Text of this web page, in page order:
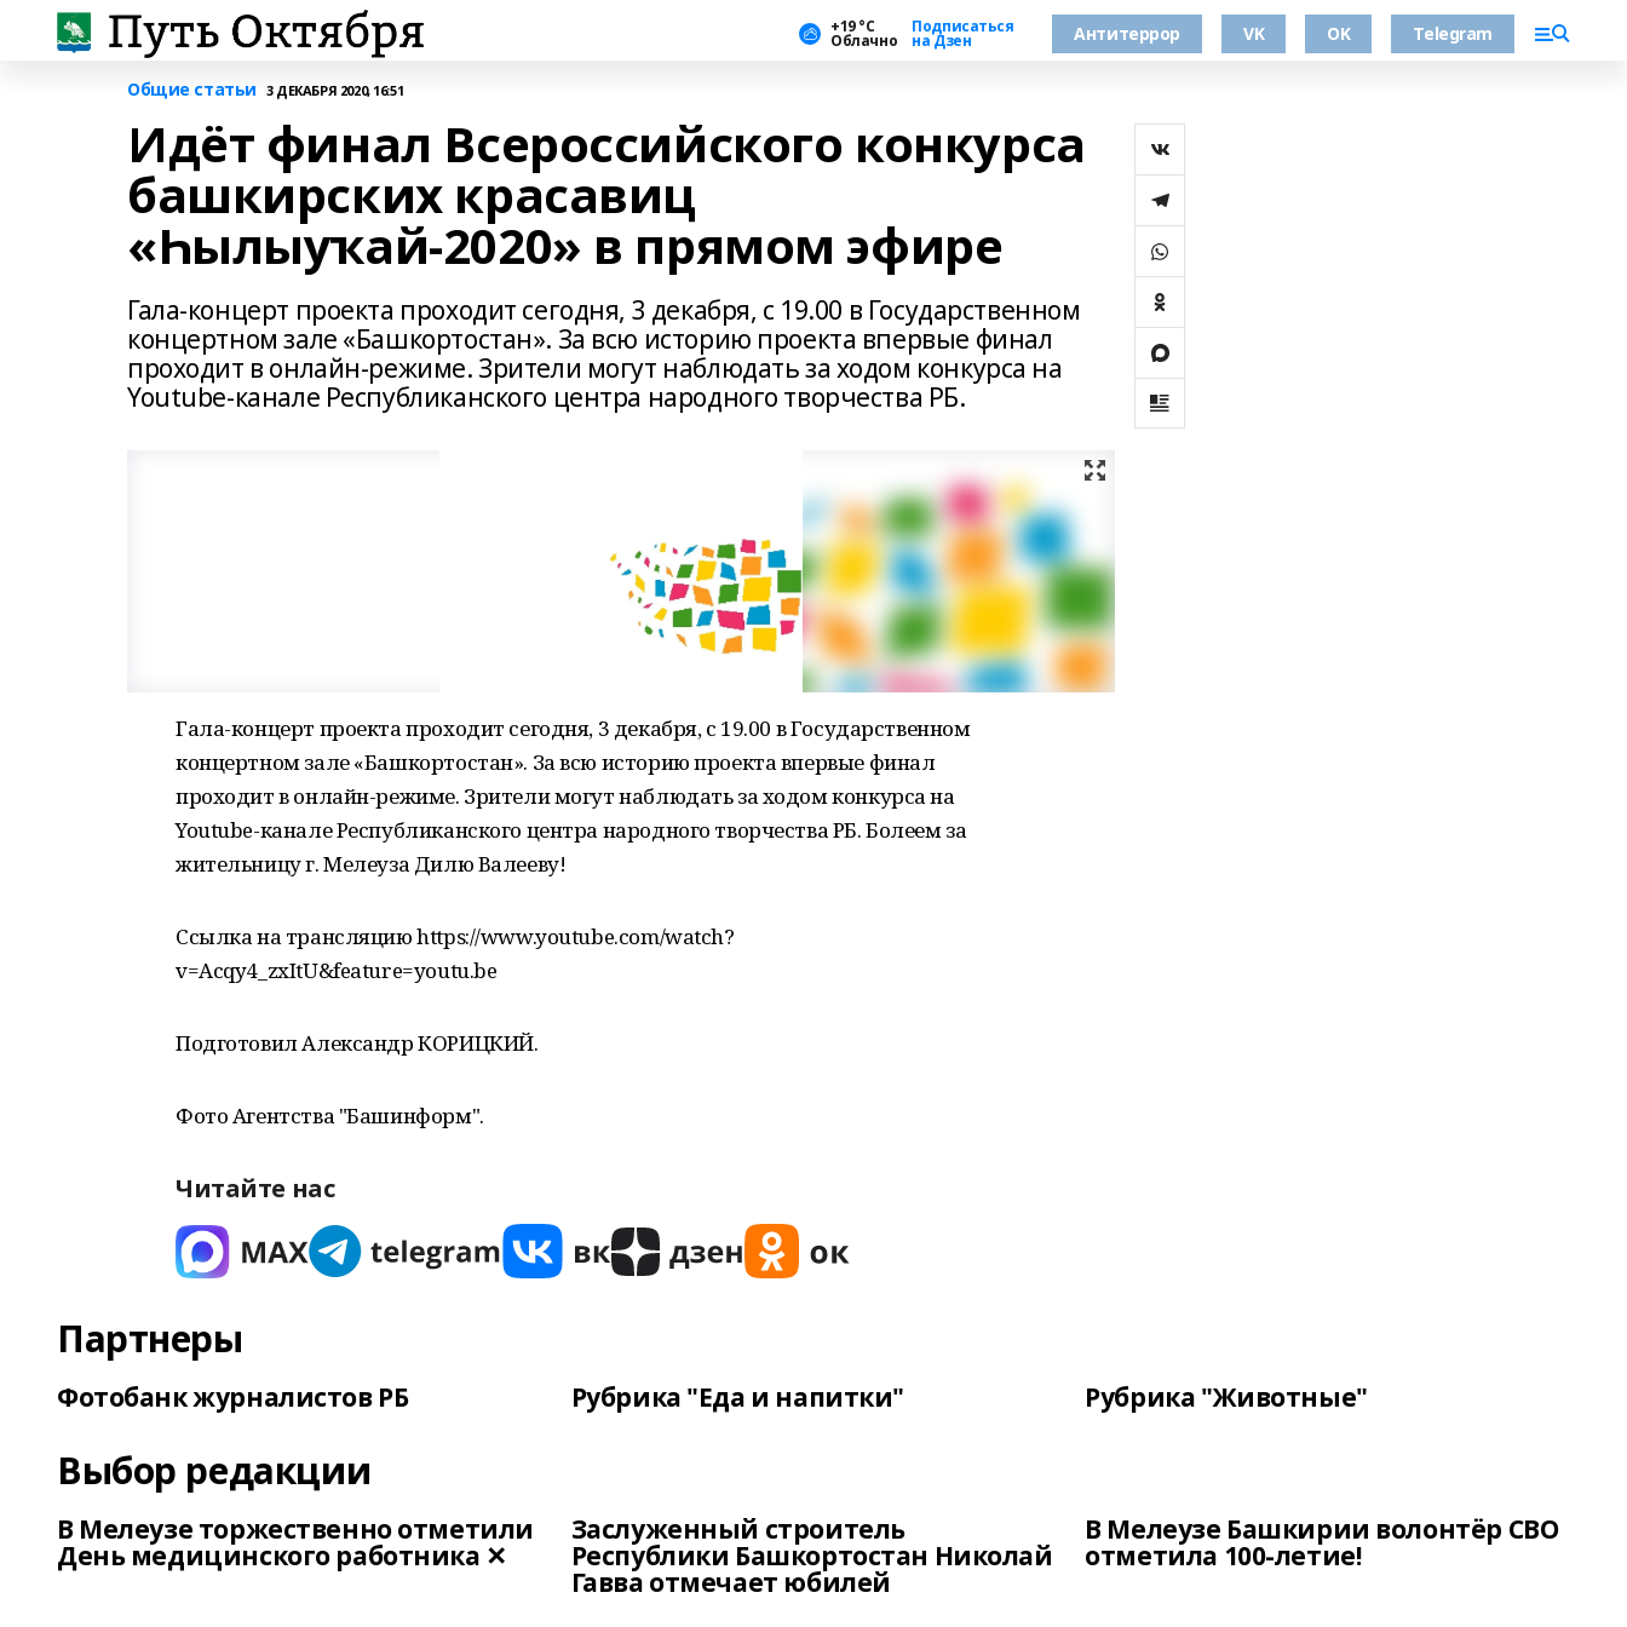
+19 °С
Облачно
Подписаться
на Дзен Антитеррор VK OK Telegram
Общие статьи 3 ДЕКАБРЯ 2020, 16:51
Идёт финал Всероссийского конкурса
башкирских красавиц
«Һылыуҡай-2020» в прямом эфире
Гала-концерт проекта проходит сегодня, 3 декабря, с 19.00 в Государственном
концертном зале «Башкортостан». За всю историю проекта впервые финал
проходит в онлайн-режиме. Зрители могут наблюдать за ходом конкурса на
Youtube-канале Республиканского центра народного творчества РБ.
Гала-концерт проекта проходит сегодня, 3 декабря, с 19.00 в Государственном
концертном зале «Башкортостан». За всю историю проекта впервые финал
проходит в онлайн-режиме. Зрители могут наблюдать за ходом конкурса на
Youtube-канале Республиканского центра народного творчества РБ. Болеем за
жительницу г. Мелеуза Дилю Валееву!
Ссылка на трансляцию https://www.youtube.com/watch?
v=Acqy4_zxItU&feature=youtu.be
Подготовил Александр КОРИЦКИЙ.
Фото Агентства "Башинформ".
Читайте нас
Партнеры
Фотобанк журналистов РБ Рубрика "Еда и напитки" Рубрика "Животные"
Выбор редакции
В Мелеузе торжественно отметили
День медицинского работника ✕
Заслуженный строитель
Республики Башкортостан Николай
Гавва отмечает юбилей
В Мелеузе Башкирии волонтёр СВО
отметила 100-летие!